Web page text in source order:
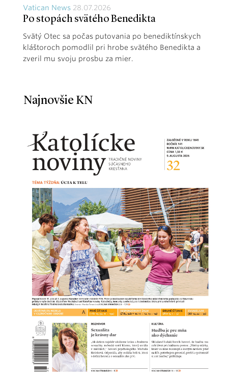
Vatican News 28.07.2026
Po stopách svätého Benedikta
Svätý Otec sa počas putovania po benediktínskych
kláštoroch pomodlil pri hrobe svätého Benedikta a
zveril mu svoju prosbu za mier.
Najnovšie KN